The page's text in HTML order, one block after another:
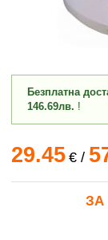
Безплатна
146.69лв. !
29.45 €/
ЗА